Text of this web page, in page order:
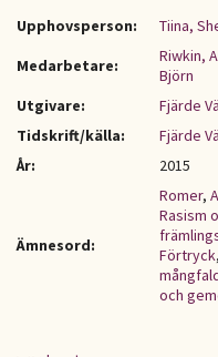
Upphovsperson:
Tiina,
Medarbetare:
Riwkin,
Björn
Utgivare:
Fjärde
Tidskrift/källa:
Fjärde
År:
2015
Ämnesord:
Romer,
Rasism
Förtryck,
och